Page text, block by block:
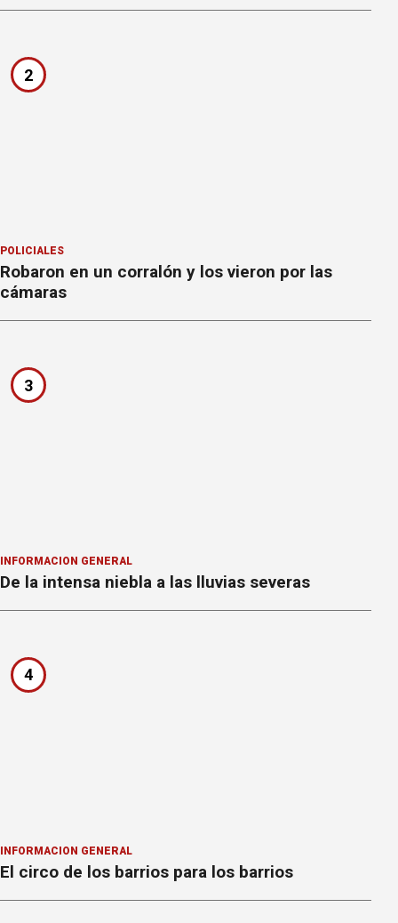
2
POLICIALES
Robaron en un corralón y los vieron por las
cámaras
3
INFORMACION GENERAL
De la intensa niebla a las lluvias severas
4
INFORMACION GENERAL
El circo de los barrios para los barrios